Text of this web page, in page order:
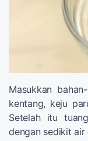
Masukkan
kentang, keju
Setelah itu
dengan sedikit air